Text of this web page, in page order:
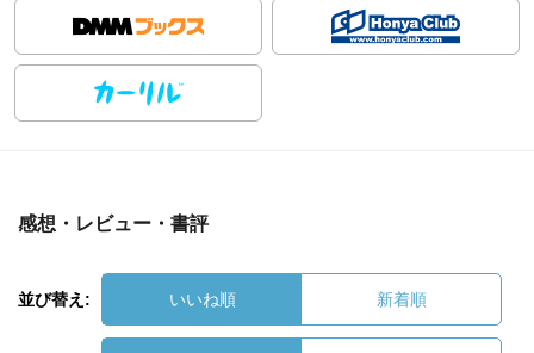
感想・レビュー・書評
並び替え: いいね順 新着順